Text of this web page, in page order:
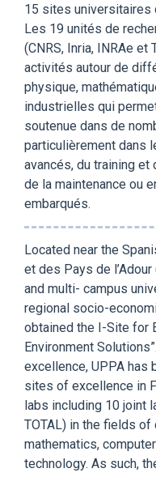
15 sites universitaires
Les 19 unités de
(CNRS, Inria, INRAe
activités autour de
physique,
industrielles qui
soutenue dans de
particulièrement dans
avancés, du training
de la maintenance ou
embarqués.
Located near the
et des Pays de
and multi- campus
regional socio-
obtained the I-Site for
Environment
excellence, UPPA has
sites of excellence in
labs including 10 joint
TOTAL) in the fields
mathematics,
technology. As such,